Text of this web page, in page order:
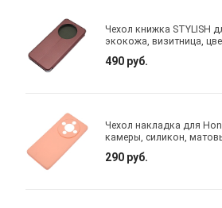
Чехол книжка STYLISH
экокожа, визитница,
490 руб.
Чехол накладка для
камеры, силикон,
290 руб.